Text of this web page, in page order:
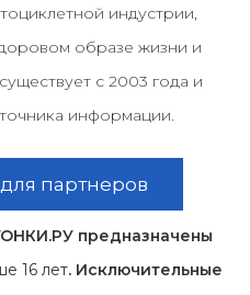
индустрии,
образе жизни и
с 2003 года и
информации.
партнеров
предназначены
16 лет. Исключительные